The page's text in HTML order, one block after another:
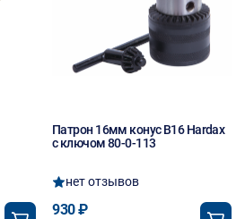
Патрон 16мм конус В16 Hardax
с ключом 80-0-113
нет отзывов
930 ₽